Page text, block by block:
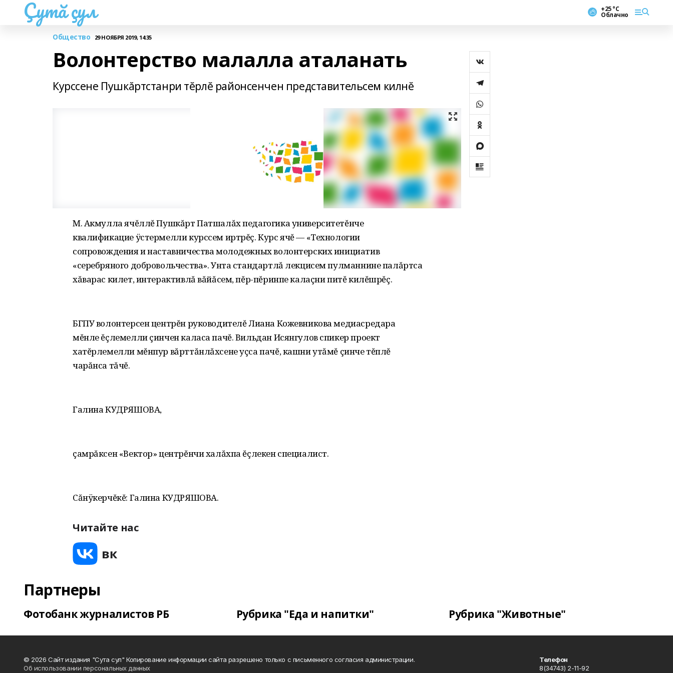
Çутă çул +25 °С
Облачно
Общество 29 НОЯБРЯ 2019, 14:35
Волонтерство малалла аталанать
Курссене Пушкăртстанри тĕрлĕ районсенчен представительсем килнĕ
М. Акмулла ячĕллĕ Пушкăрт Патшалăх педагогика университетĕнче
квалификацие ÿстермелли курссем иртрĕç. Курс ячĕ — «Технологии
сопровождения и наставничества молодежных волонтерских инициатив
«серебряного добровольчества». Унта стандартлă лекцисем пулманнине палăртса
хăварас килет, интерактивлă вăйăсем, пĕр-пĕринпе калаçни питĕ килĕшрĕç.
БГПУ волонтерсен центрĕн руководителĕ Лиана Кожевникова медиасредара
мĕнле ĕçлемелли çинчен каласа пачĕ. Вильдан Исянгулов спикер проект
хатĕрлемелли мĕнпур вăрттăнлăхсене уçса пачĕ, кашни утăмĕ çинче тĕплĕ
чарăнса тăчĕ.
Галина КУДРЯШОВА,
çамрăксен «Вектор» центрĕнчи халăхпа ĕçлекен специалист.
Сăнÿкерчĕкĕ: Галина КУДРЯШОВА.
Читайте нас
Партнеры
Фотобанк журналистов РБ Рубрика "Еда и напитки" Рубрика "Животные"
© 2026 Сайт издания "Сута сул" Копирование информации сайта разрешено только с письменного согласия администрации.
Об использовании персональных данных
Телефон
8(34743) 2-11-92